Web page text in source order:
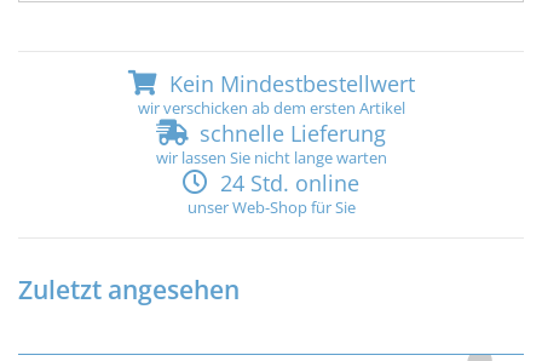
Kein Mindestbestellwert
wir verschicken ab dem ersten Artikel
schnelle Lieferung
wir lassen Sie nicht lange warten
24 Std. online
unser Web-Shop für Sie
Zuletzt angesehen